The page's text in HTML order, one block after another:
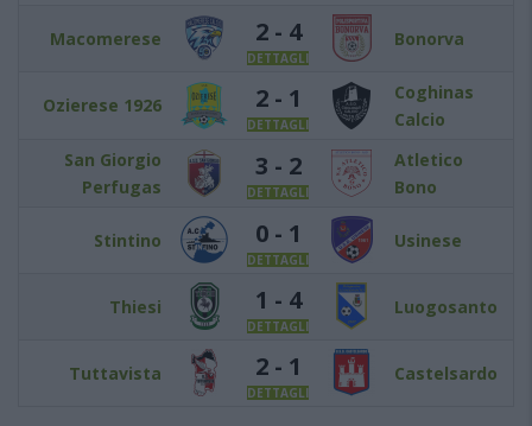
Macomerese 2 - 4
DETTAGLI
Bonorva
Ozierese 1926 2 - 1
DETTAGLI
Coghinas
Calcio
San Giorgio
Perfugas
3 - 2
DETTAGLI
Atletico
Bono
Stintino 0 - 1
DETTAGLI
Usinese
Thiesi 1 - 4
DETTAGLI
Luogosanto
Tuttavista 2 - 1
DETTAGLI
Castelsardo